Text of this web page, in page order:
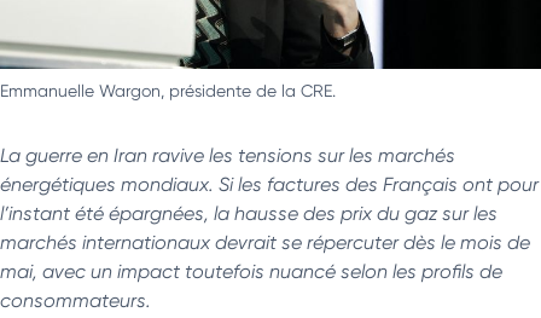
Emmanuelle Wargon, présidente de la CRE.
La guerre en Iran ravive les tensions sur les marchés
énergétiques mondiaux. Si les factures des Français ont pour
l’instant été épargnées, la hausse des prix du gaz sur les
marchés internationaux devrait se répercuter dès le mois de
mai, avec un impact toutefois nuancé selon les profils de
consommateurs.